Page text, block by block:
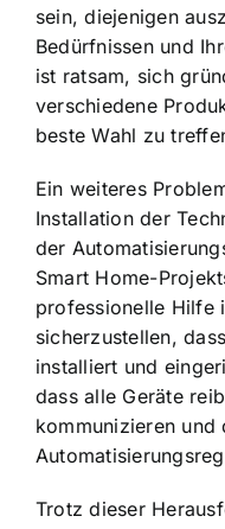
sein, diejenigen
Bedürfnissen und
ist ratsam, sich
verschiedene
beste Wahl zu
Ein weiteres
Installation der
der
Smart Home-
professionelle Hilfe
sicherzustellen,
installiert und
dass alle Geräte
kommunizieren und
Trotz dieser